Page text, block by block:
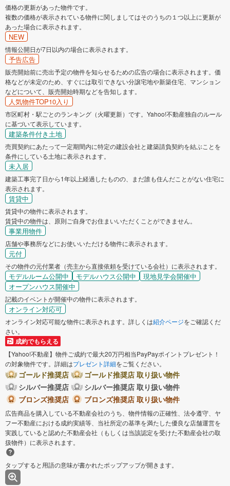
価格の更新があった物件です。
複数の価格が表示されている物件に関しましてはそのうちの１つ以上に更新が
あった場合に表示されます。
NEW
情報公開日が7日以内の場合に表示されます。
予告広告
販売開始前に売出予定の物件を知らせるための広告の場合に表示されます。価
格などが未定のため、すぐには取引できない分譲宅地や新築住宅、マンション
などについて、販売開始時期などを告知します。
人気物件TOP10入り
市区町村・駅ごとのランキング（火曜更新）です。Yahoo!不動産独自のルール
に基づいて表示しています。
建築条件付き土地
売買契約にあたって一定期間内に特定の建設会社と建築請負契約を結ぶことを
条件にしている土地に表示されます。
未入居
建築工事完了日から1年以上経過したものの、まだ誰も住んだことがない住宅に
表示されます。
賃貸中
賃貸中の物件に表示されます。
賃貸中の物件は、原則ご自身でお住まいいただくことができません。
事業用物件
店舗や事務所などにお使いいただける物件に表示されます。
元付
その物件の元付業者（売主から直接依頼を受けている会社）に表示されます。
モデルルーム公開中 モデルハウス公開中
現地見学会開催中
オープンハウス開催中
記載のイベントが開催中の物件に表示されます。
オンライン対応可
オンライン対応可能な物件に表示されます。詳しくは紹介ページをご確認くだ
さい。
成約でもらえる
【Yahoo!不動産】物件ご成約で最大20万円相当PayPayポイントプレゼント！
の対象物件です。詳細はプレゼント詳細をご覧ください。
ゴールド推奨店
ゴールド推奨店 取り扱い物件
シルバー推奨店
シルバー推奨店 取り扱い物件
ブロンズ推奨店
ブロンズ推奨店 取り扱い物件
広告商品を購入している不動産会社のうち、物件情報の正確性、法令遵守、ヤ
フー不動産における成約実績等、当社所定の基準を満たした優良な店舗運営を
実践していると認めた不動産会社（もしくは当該認定を受けた不動産会社の取
扱物件）に表示されます。
タップすると用語の意味が書かれたポップアップが開きます。